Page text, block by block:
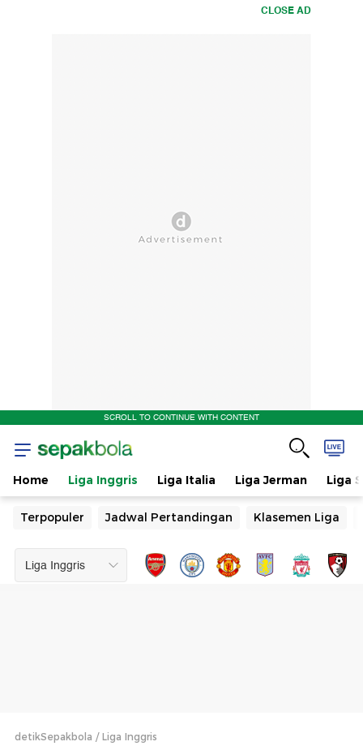
CLOSE AD
SCROLL TO CONTINUE WITH CONTENT
Home Liga Inggris Liga Italia Liga Jerman Liga
Terpopuler Jadwal Pertandingan Klasemen Liga
detikSepakbola Liga Inggris